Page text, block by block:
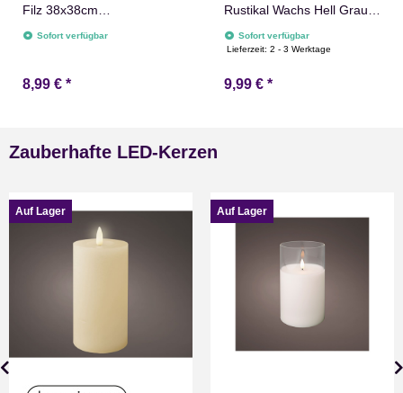
Filz 38x38cm
Platzdeckchen Tischdeko
Sofort verfügbar
8,99 € *
Rustikal Wachs Hell Grau 7
x 7 cm Concord
Sofort verfügbar
Lieferzeit:2 - 3 Werktage
9,99 € *
Zauberhafte LED-Kerzen
Auf Lager Auf Lager